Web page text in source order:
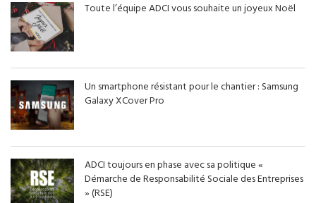
Toute l’équipe ADCI vous souhaite un joyeux Noël
Un smartphone résistant pour le chantier : Samsung
Galaxy XCover Pro
ADCI toujours en phase avec sa politique «
Démarche de Responsabilité Sociale des Entreprises
» (RSE)